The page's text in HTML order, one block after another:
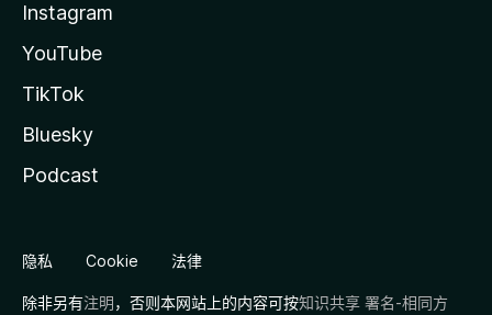
Instagram
YouTube
TikTok
Bluesky
Podcast
隐私 Cookie 法律
除非另有注明，否则本网站上的内容可按知识共享 署名-相同方